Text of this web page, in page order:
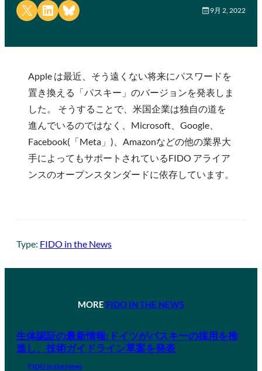
Share on X Share on LinkedIn
Share on Bluesky 9月 2, 2022
Apple は最近、そう遠くない将来にパスワードを
置き換える「パスキー」のバージョンを発表しま
した。 そうすることで、米国企業は独自の道を
進んでいるのではなく、Microsoft、Google、
Facebook(「Meta」)、Amazonなどの他の業界大
手によってもサポートされているFIDO アライア
ンスのオープンスタンダードに依存しています。
Type: FIDO in the News
MORE FIDO IN THE NEWS
生体認証の最新情報:ドイツがパスキーの採用を推
進し、技術ガイドライン草案を発表
FIDO in the News